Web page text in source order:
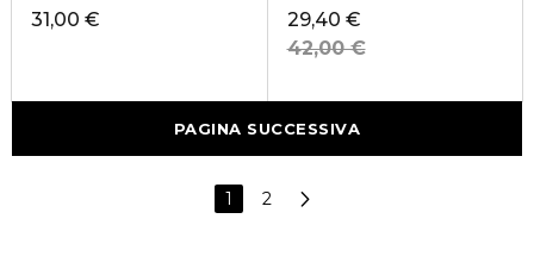
31,00 €
29,40 €
42,00 €
PAGINA SUCCESSIVA
1 2